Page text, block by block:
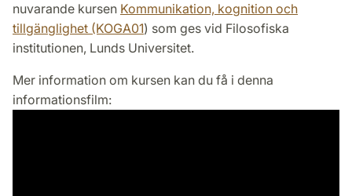
nuvarande kursen Kommunikation, kognition och
tillgänglighet (KOGA01) som ges vid Filosofiska
institutionen, Lunds Universitet.
Mer information om kursen kan du få i denna
informationsfilm: